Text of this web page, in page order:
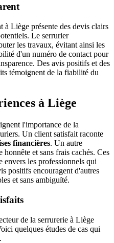
à Liège présente des devis clairs
Le serrurier
les travaux, évitant ainsi les
d'un numéro de contact pour
Des avis positifs et des
témoignent de la fiabilité du
à Liège
l'importance de la
Un client satisfait raconte
financières. Un autre
et sans frais cachés. Ces
envers les professionnels qui
positifs encouragent d'autres
et sans ambiguïté.
de la serrurerie à Liège
quelques études de cas qui